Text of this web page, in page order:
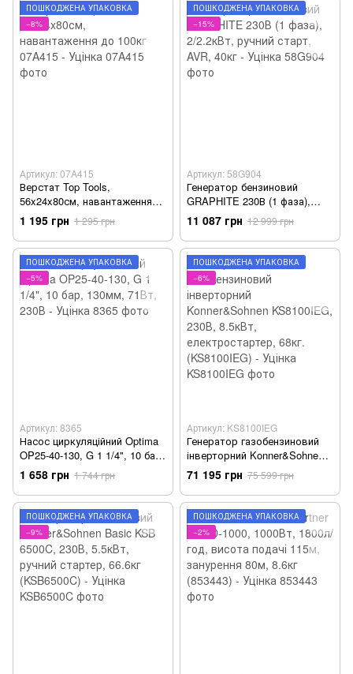
ПОШКОДЖЕНА УПАКОВКА
−8%
Артикул: 07A415
Верстат Top Tools,
56x24x80см, навантаження
до 100кг 07A415 - Уцінка
1 195 грн 1 295 грн
ПОШКОДЖЕНА УПАКОВКА
−15%
Артикул: 58G904
Генератор бензиновий
GRAPHITE 230В (1 фаза),
2/2.2кВт, ручний старт, AVR,
40кг - Уцінка
11 087 грн 12 999 грн
ПОШКОДЖЕНА УПАКОВКА
−5%
Артикул: 8365
Насос циркуляційний Optima
OP25-40-130, G 1 1/4", 10 бар,
130мм, 71Вт, 230В - Уцінка
1 658 грн 1 744 грн
ПОШКОДЖЕНА УПАКОВКА
−6%
Артикул: KS8100IEG
Генератор газобензиновий
інверторний Konner&Sohnen
KS8100IEG, 230В, 8.5кВт,
електростартер, 68кг.
(KS8100IEG) - Уцінка
71 195 грн 75 599 грн
ПОШКОДЖЕНА УПАКОВКА
−9%
ПОШКОДЖЕНА УПАКОВКА
−2%